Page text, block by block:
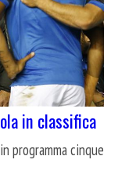
in classifica
programma cinque